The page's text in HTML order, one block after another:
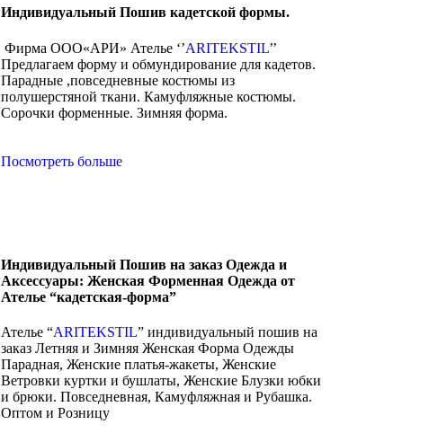
Индивидуальный Пошив кадетской формы.
Фирма ООО«АРИ» Ателье ‘’ARITEKSTIL’’
Предлагаем форму и обмундирование для кадетов.
Парадные ,повседневные костюмы из
полушерстяной ткани. Камуфляжные костюмы.
Сорочки форменные. Зимняя форма.
Посмотреть больше
Индивидуальный Пошив на заказ Одежда и
Аксессуары: Женская Форменная Одежда от
Ателье “кадетская-форма”
Ателье “ARITEKSTIL” индивидуальный пошив на
заказ Летняя и Зимняя Женская Форма Одежды
Парадная, Женские платья-жакеты, Женские
Ветровки куртки и бушлаты, Женские Блузки юбки
и брюки. Повседневная, Камуфляжная и Рубашка.
Оптом и Розницу